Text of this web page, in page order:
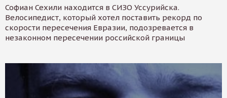
Софиан Сехили находится в СИЗО Уссурийска.
Велосипедист, который хотел поставить рекорд по
скорости пересечения Евразии, подозревается в
незаконном пересечении российской границы